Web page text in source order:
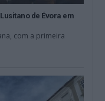
de Évora em
com a primeira